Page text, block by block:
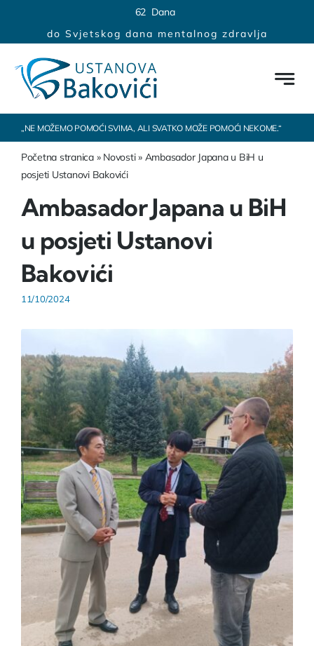
62 Dana
do Svjetskog dana mentalnog zdravlja
„NE MOŽEMO POMOĆI SVIMA, ALI SVATKO MOŽE POMOĆI NEKOME.“
Početna stranica» Novosti» Ambasador Japana u BiH u
posjeti Ustanovi Bakovići
Ambasador Japana u BiH
u posjeti Ustanovi
Bakovići
11/10/2024